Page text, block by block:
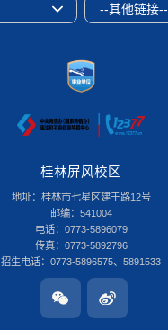
--其他链接--
桂林屏风校区
地址：桂林市七星区建干路12号
邮编：541004
电话：0773-5896079
传真：0773-5892796
招生电话：0773-5896575、5891533
桂林雁山校区
地址：桂林市雁山区雁山街319号